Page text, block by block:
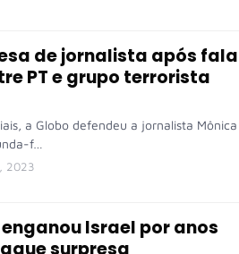
de jornalista após fala
PT e grupo terrorista
a Globo defendeu a jornalista Mônica
f…
2023
Israel por anos
surpresa